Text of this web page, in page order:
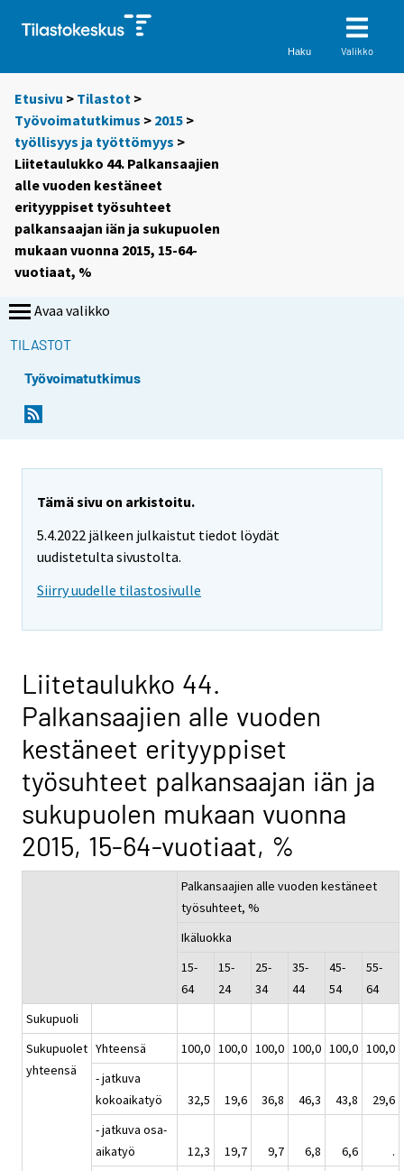
Haku Valikko
Etusivu > Tilastot >
Työvoimatutkimus > 2015 >
työllisyys ja työttömyys >
Liitetaulukko 44. Palkansaajien
alle vuoden kestäneet
erityyppiset työsuhteet
palkansaajan iän ja sukupuolen
mukaan vuonna 2015, 15-64-
vuotiaat, %
Avaa valikko
TILASTOT
Työvoimatutkimus
Tämä sivu on arkistoitu.
5.4.2022 jälkeen julkaistut tiedot löydät
uudistetulta sivustolta.
Siirry uudelle tilastosivulle
Liitetaulukko 44.
Palkansaajien alle vuoden
kestäneet erityyppiset
työsuhteet palkansaajan iän ja
sukupuolen mukaan vuonna
2015, 15-64-vuotiaat, %
Palkansaajien alle vuoden kestäneet
työsuhteet, %
Ikäluokka
15-
64
15-
24
25-
34
35-
44
45-
54
55-
64
Sukupuoli
Sukupuolet
yhteensä
Yhteensä 100,0 100,0 100,0 100,0 100,0 100,0
- jatkuva
kokoaikatyö
32,5 19,6 36,8 46,3 43,8
29,6
- jatkuva osa-
aikatyö
12,3 19,7 9,7 6,8 6,6
.